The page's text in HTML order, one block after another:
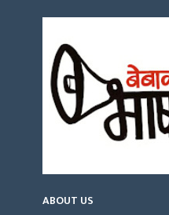
ABOUT US